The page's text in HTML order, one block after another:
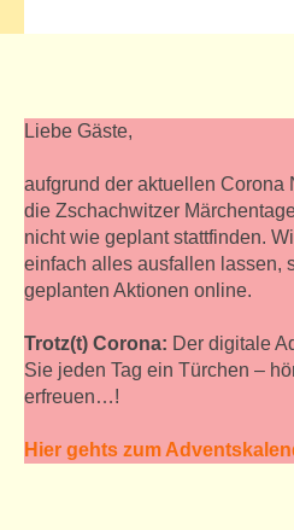
alle Veranstaltungen
Konzerte
Vorträge
Ausstellungen
Ferienprogramm
Liebe Gäste,
aufgrund der aktuellen Corona
die Zschachwitzer
nicht wie geplant stattfinden.
einfach alles ausfallen lassen,
geplanten Aktionen online.
Trotz(t) Corona: Der digitale
Sie jeden Tag ein Türchen –
erfreuen…!
Hier gehts zum